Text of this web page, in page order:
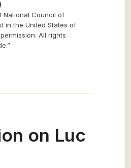
National Council of
in the United States of
All rights
on Luc